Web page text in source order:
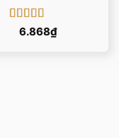
Được xếp
5 sao
6.868₫